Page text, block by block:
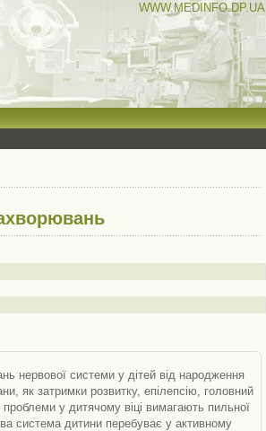
WWW.MEDINFO.DP.UA
нервової системи у дітей від народження
як затримки розвитку, епілепсію, головний
у дитячому віці вимагають пильної
система дитини перебуває у активному